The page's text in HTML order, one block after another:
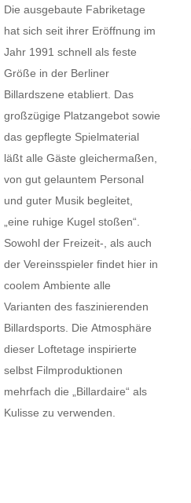
Die ausgebaute Fabriketage
hat sich seit ihrer Eröffnung im
Jahr 1991 schnell als feste
Größe in der Berliner
Billardszene etabliert. Das
großzügige Platzangebot sowie
das gepflegte Spielmaterial
läßt alle Gäste gleichermaßen,
von gut gelauntem Personal
und guter Musik begleitet,
„eine ruhige Kugel stoßen“.
Sowohl der Freizeit-, als auch
der Vereinsspieler findet hier in
coolem Ambiente alle
Varianten des faszinierenden
Billardsports. Die Atmosphäre
dieser Loftetage inspirierte
selbst Filmproduktionen
mehrfach die „Billardaire“ als
Kulisse zu verwenden.